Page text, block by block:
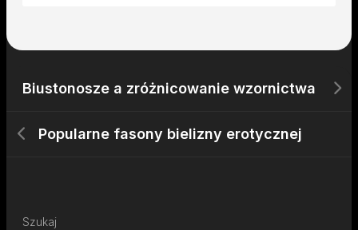
Biustonosze a zróżnicowanie wzornictwa
Popularne fasony bielizny erotycznej
Szukaj